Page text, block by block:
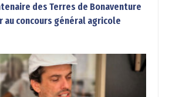
des Terres de Bonaventure
au concours général agricole